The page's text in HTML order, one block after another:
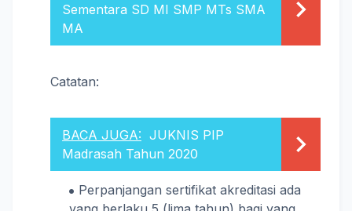
Sementara SD MI SMP MTs SMA
MA
Catatan:
BACA JUGA: JUKNIS PIP
Madrasah Tahun 2020
Perpanjangan sertifikat akreditasi ada